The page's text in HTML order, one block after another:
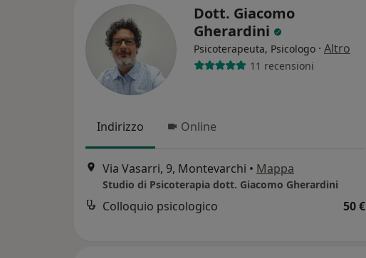
Dott. Giacomo
Gherardini
Psicoterapeuta, Psicologo · Altro
11 recensioni
Indirizzo Online
Via Vasarri, 9, Montevarchi • Mappa
Studio di Psicoterapia dott. Giacomo Gherardini
Colloquio psicologico 50 €